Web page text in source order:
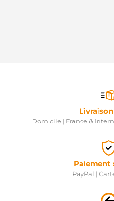
Domicile | France &
Paiement
PayPal |